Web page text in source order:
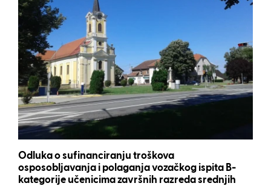
Odluka o sufinanciranju troškova
osposobljavanja i polaganja vozačkog ispita B-
kategorije učenicima završnih razreda srednjih